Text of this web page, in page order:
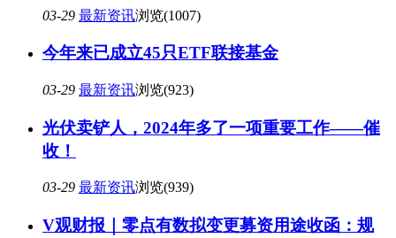
03-29 最新资讯浏览(1007)
今年来已成立45只ETF联接基金
03-29 最新资讯浏览(923)
光伏卖铲人，2024年多了一项重要工作——催
收！
03-29 最新资讯浏览(939)
V观财报｜零点有数拟变更募资用途收函：规